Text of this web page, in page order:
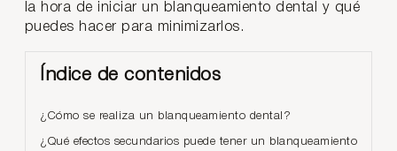
la hora de iniciar un blanqueamiento dental y qué
puedes hacer para minimizarlos.
Índice de contenidos
¿Cómo se realiza un blanqueamiento dental?
¿Qué efectos secundarios puede tener un blanqueamiento